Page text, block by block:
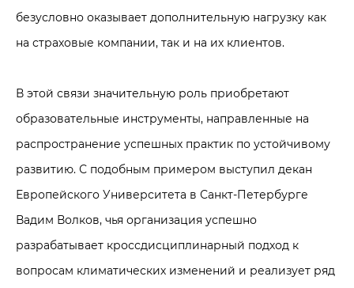
безусловно оказывает дополнительную нагрузку как
на страховые компании, так и на их клиентов.
В этой связи значительную роль приобретают
образовательные инструменты, направленные на
распространение успешных практик по устойчивому
развитию. С подобным примером выступил декан
Европейского Университета в Санкт-Петербурге
Вадим Волков, чья организация успешно
разрабатывает кроссдисциплинарный подход к
вопросам климатических изменений и реализует ряд